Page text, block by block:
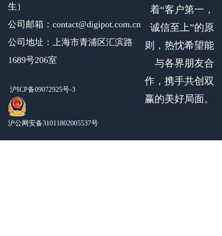
生）
公司邮箱：contact@digipot.com.cn
公司地址：上海市青浦区汇滨路
1689号206室
沪ICP备09072925号-3
沪公网安备31011802005537号
着“客户第一，
诚信至上”的原
则，热忱希望能
与各界朋友合
作，携手共创双
赢的美好局面。